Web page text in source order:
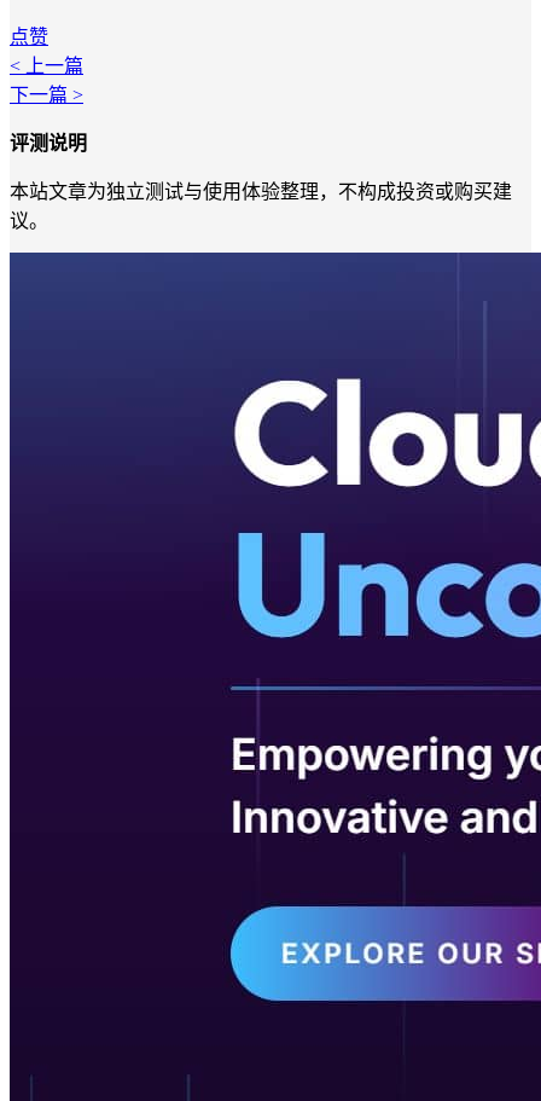
点赞
< 上一篇
下一篇 >
评测说明
本站文章为独立测试与使用体验整理，不构成投资或购买建
议。